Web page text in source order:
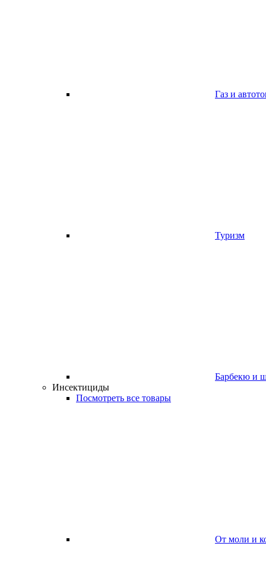
Газ и
Туризм
Барбекю и
Инсектициды
Посмотреть все товары
От моли и